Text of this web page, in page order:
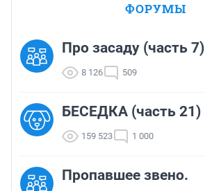
ФОРУМЫ
Про засаду (часть 7)
8 126 509
БЕСЕДКА (часть 21)
159 523 1 000
Пропавшее звено.